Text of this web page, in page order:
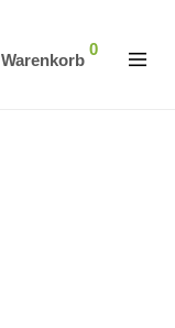
Warenkorb
0